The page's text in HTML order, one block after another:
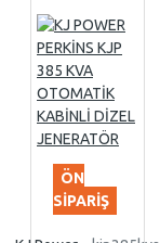
ÖN
SIPARIŞ